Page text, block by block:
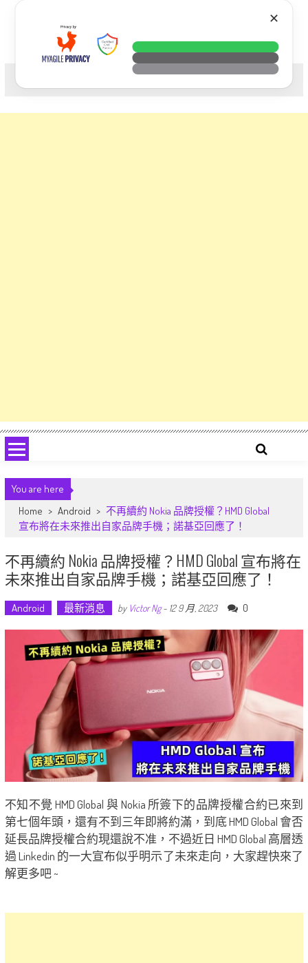
科技. 生活. 攝影.
You are here
Home > Android > 不再續約 Nokia 品牌授權？HMD Global
宣布將在未來推出自家品牌手機；諾基亞回應了！
不再續約 Nokia 品牌授權？HMD Global 宣布將在
未來推出自家品牌手機；諾基亞回應了！
Android 最新消息 by Victor Ng- 12 9 月, 2023 0
不知不覺 HMD Global 與 Nokia 所簽下的品牌授權合約已來到
第七個年頭，還有不到三年即將約滿，到底 HMD Global 會否
延長品牌授權合約現還說不准，不過近日 HMD Global 高層透
過 Linkedin 的一大宣布似乎明示了未來走向，大家趕快來了
解更多吧 ~
✕